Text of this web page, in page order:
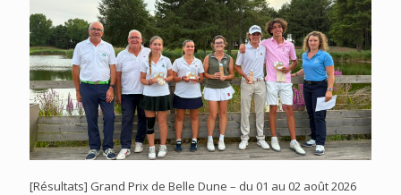
[Résultats] Grand Prix de Belle Dune – du 01 au 02 août 2026